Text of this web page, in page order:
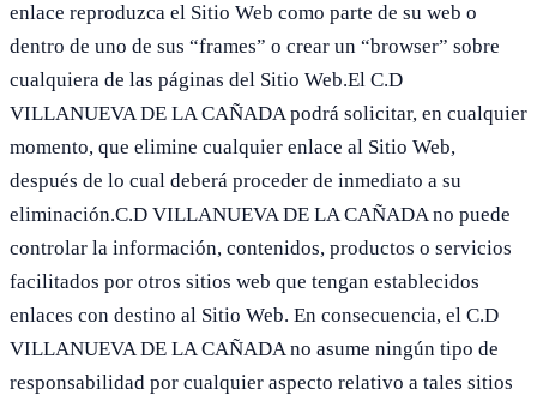
enlace reproduzca el Sitio Web como parte de su web o
dentro de uno de sus “frames” o crear un “browser” sobre
cualquiera de las páginas del Sitio Web.El C.D
VILLANUEVA DE LA CAÑADA podrá solicitar, en cualquier
momento, que elimine cualquier enlace al Sitio Web,
después de lo cual deberá proceder de inmediato a su
eliminación.C.D VILLANUEVA DE LA CAÑADA no puede
controlar la información, contenidos, productos o servicios
facilitados por otros sitios web que tengan establecidos
enlaces con destino al Sitio Web. En consecuencia, el C.D
VILLANUEVA DE LA CAÑADA no asume ningún tipo de
responsabilidad por cualquier aspecto relativo a tales sitios